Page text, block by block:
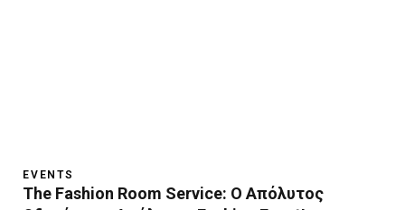
EVENTS
The Fashion Room Service: Ο Απόλυτος